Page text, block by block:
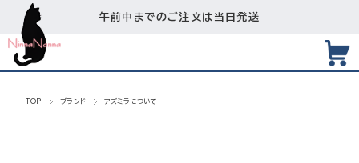
午前中までのご注文は当日発送
TOP ブランド アズミラについて